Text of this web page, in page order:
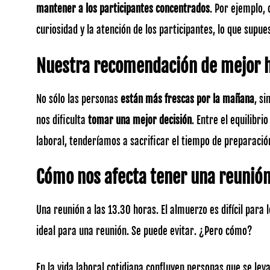
mantener a los participantes concentrados. Por ejemplo,
curiosidad y la atención de los participantes, lo que
Nuestra recomendación de mejor
No sólo las personasestán más frescas por la mañana,
nos dificulta tomar una mejor decisión. Entre el
laboral, tenderíamos a sacrificar el tiempo de
Cómo nos afecta tener una
Una reunión a las 13.30 horas. El almuerzo es difícil
ideal para una reunión. Se puede evitar. ¿Pero cómo?